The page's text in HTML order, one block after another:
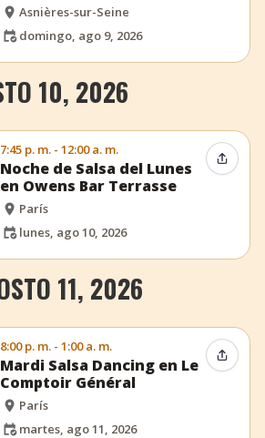
Asnières-sur-Seine
domingo, ago 9, 2026
10, 2026
7:45 p. m. - 12:00 a. m.
Noche de Salsa del Lunes
en Owens Bar Terrasse
París
lunes, ago 10, 2026
11, 2026
8:00 p. m. - 1:00 a. m.
Mardi Salsa Dancing en Le
Comptoir Général
París
martes, ago 11, 2026